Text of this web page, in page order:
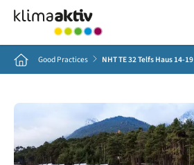
Home Good Practices NHT TE 32 Telfs Haus 14-19